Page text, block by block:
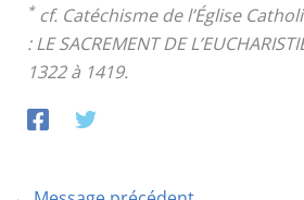
*cf. Catéchisme de l’Église
: LE SACREMENT DE
1322 à 1419.